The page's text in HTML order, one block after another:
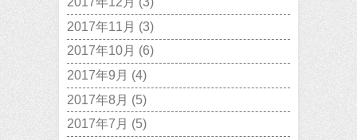
2017年11月 (3)
2017年10月 (6)
2017年9月 (4)
2017年8月 (5)
2017年7月 (5)